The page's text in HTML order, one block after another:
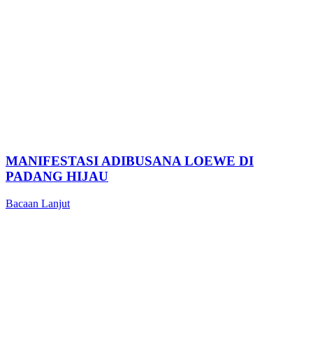
MANIFESTASI ADIBUSANA LOEWE DI
PADANG HIJAU
Bacaan Lanjut